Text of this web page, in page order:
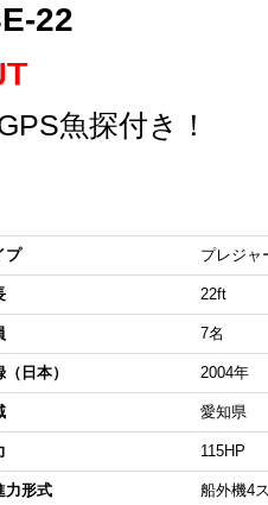
22
魚探付き！
プ プレジャ
22ft
7名
（日本） 2004年
愛知県
115HP
力形式 船外機4